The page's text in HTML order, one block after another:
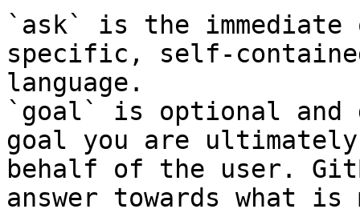
`ask` is the
specific, self-
language.
`goal` is optional and
goal you are
behalf of the user.
answer towards what